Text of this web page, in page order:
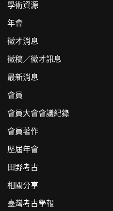
學術資源
年會
徵才消息
徵稿／徵才訊息
最新消息
會員
會員大會會議紀錄
會員著作
歷屆年會
田野考古
相關分享
臺灣考古學報